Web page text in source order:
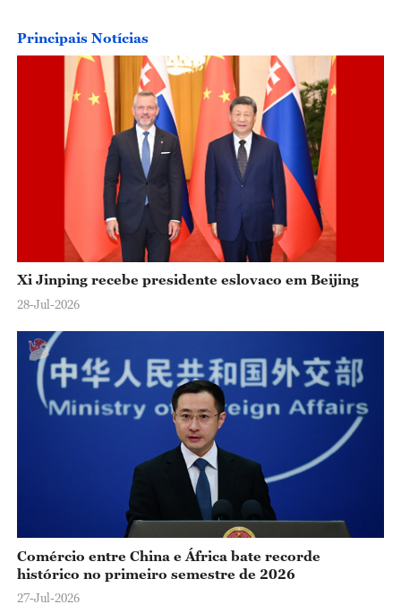
Principais Notícias
Xi Jinping recebe presidente eslovaco em Beijing
28-Jul-2026
Comércio entre China e África bate recorde
histórico no primeiro semestre de 2026
27-Jul-2026